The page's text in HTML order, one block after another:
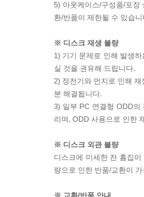
5) 아웃케이스/구성품/포
환/반품이 제한될 수 있습니
※ 디스크 재생 불량
1) 기기 문제로 인해 발생
실 것을 권유해 드립니다.
2) 정전기와 먼지로 인해
분 해결됩니다.
3) 일부 PC 연결형 ODD의
리며, ODD 사용으로 인한
※ 디스크 외관 불량
디스크에 미세한 잔 흠집
량으로 인한 반품/교환이
※ 교환/반품 안내